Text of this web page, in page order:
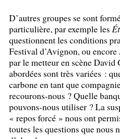
D’autres groupes se sont
particulière, par exemple les
questionnent les conditions
Festival d’Avignon, ou encore
par le metteur en scène David
abordées sont très variées :
carbone en tant que
recourons-nous ? Quelle
pouvons-nous utiliser ? La
« repos forcé » nous ont
toutes les questions que nous